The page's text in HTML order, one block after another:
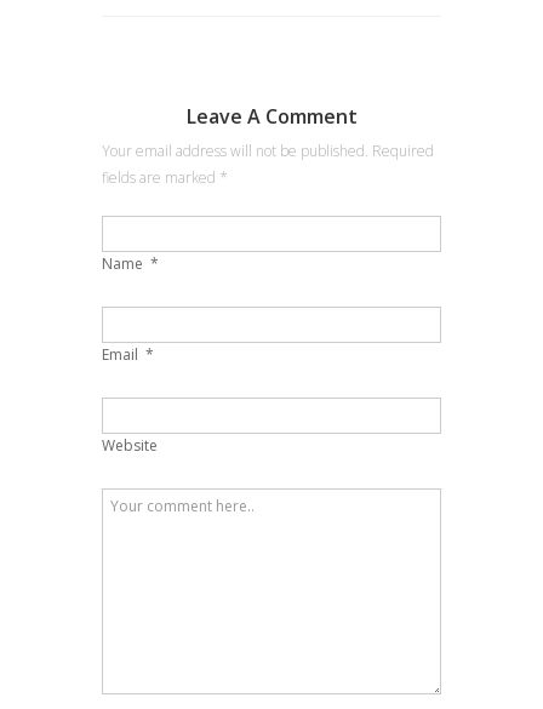
Leave A Comment
Your email address will not be published. Required
fields are marked *
Name *
Email *
Website